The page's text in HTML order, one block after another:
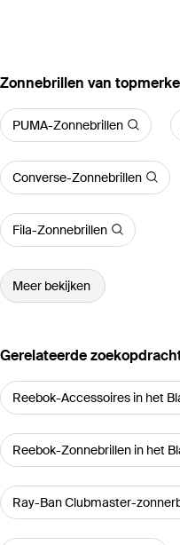
‪Zonnebrillen‬ van
PUMA-Zonnebrillen
Converse-Zonnebrillen
Fila-Zonnebrillen
Meer bekijken
Gerelateerde
Reebok-Accessoires in het
Reebok-Zonnebrillen in het
Ray-Ban Clubmaster-